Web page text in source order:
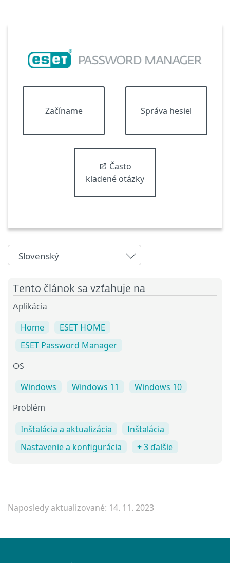
Začíname Správa hesiel
Často
kladené otázky
Slovenský
Tento článok sa vzťahuje na
Aplikácia
Home
ESET HOME
ESET Password Manager
OS
Windows Windows 11 Windows 10
Problém
Inštalácia a aktualizácia
Inštalácia
Nastavenie a konfigurácia
+ 3 ďalšie
Naposledy aktualizované: 14. 11. 2023